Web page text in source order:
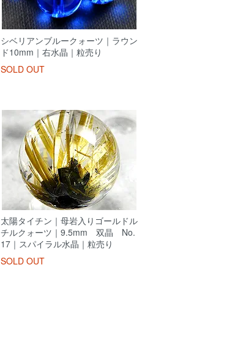
シベリアンブルークォーツ｜ラウン
ド10mm｜右水晶｜粒売り
SOLD OUT
太陽タイチン｜母岩入りゴールドル
チルクォーツ｜9.5mm 双晶 No.
17｜スパイラル水晶｜粒売り
SOLD OUT